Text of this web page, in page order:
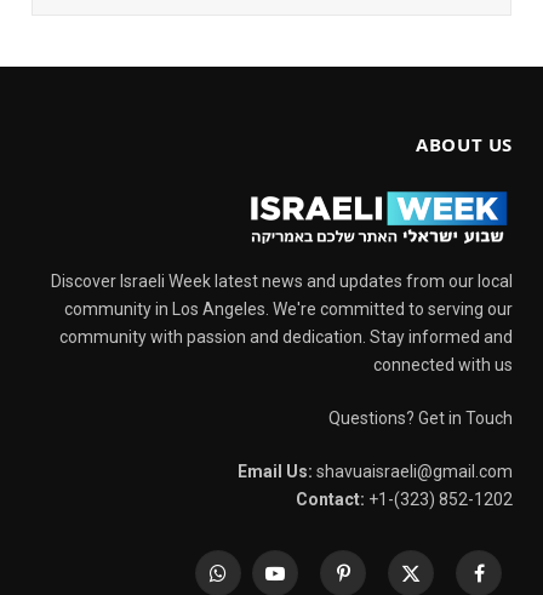
ABOUT US
Discover Israeli Week latest news and updates from our local
community in Los Angeles. We're committed to serving our
community with passion and dedication. Stay informed and
connected with us
Questions? Get in Touch
Email Us: shavuaisraeli@gmail.com
Contact: +1-(323) 852-1202
Facebook
X
Pinterest
YouTube
WhatsApp